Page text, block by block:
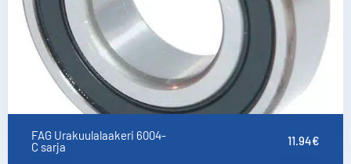
FAG Urakuulalaakeri 6004-
C sarja
11.94€